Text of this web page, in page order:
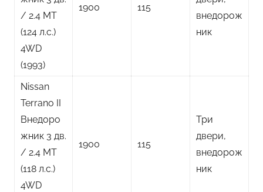
/ 2.4 MT
(124 л.с.)
4WD
(1993)
1900 115
внедорож
ник
Nissan
Terrano II
Внедоро
жник 3 дв.
/ 2.4 MT
(118 л.с.)
4WD
1900 115
Три
двери,
внедорож
ник